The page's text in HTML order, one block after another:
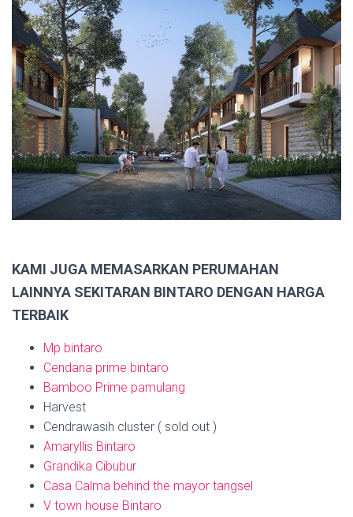
KAMI JUGA MEMASARKAN PERUMAHAN
LAINNYA SEKITARAN BINTARO DENGAN HARGA
TERBAIK
Mp bintaro
Cendana prime bintaro
Bamboo Prime pamulang
Harvest
Cendrawasih cluster ( sold out )
Amaryllis Bintaro
Grandika Cibubur
Casa Calma behind the mayor tangsel
V town house Bintaro